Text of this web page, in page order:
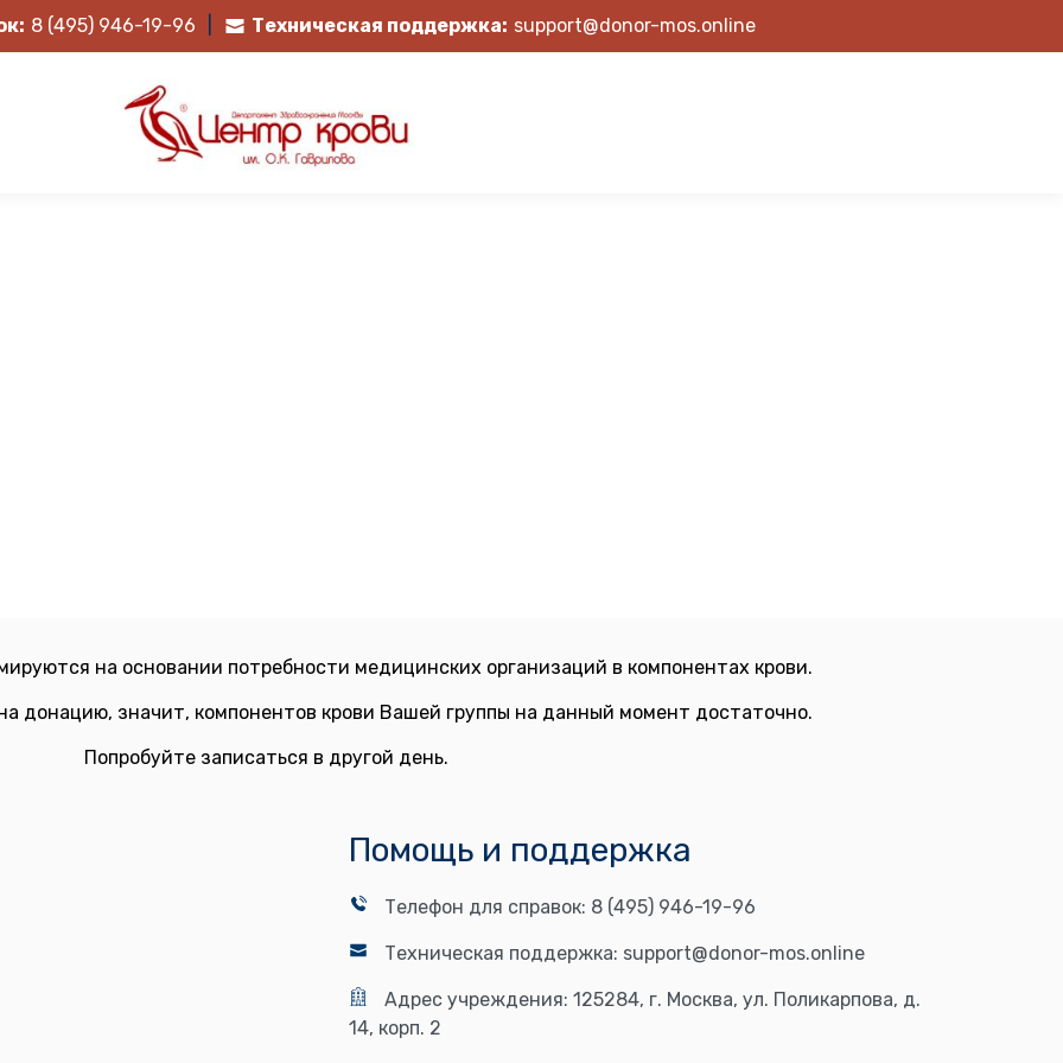
8 (495) 946-19-96 Техническая поддержка: support@donor-mos.online
на основании потребности медицинских организаций в компонентах крови.
донацию, значит, компонентов крови Вашей группы на данный момент достаточно.
Попробуйте записаться в другой день.
Помощь и поддержка
Телефон для справок: 8 (495) 946-19-96
Техническая поддержка: support@donor-mos.online
Адрес учреждения: 125284, г. Москва, ул. Поликарпова, д.
14, корп. 2